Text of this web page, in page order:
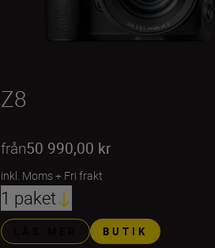
Z8
från50 990,00 kr
inkl. Moms+ Fri frakt
1 paket
BUTIK